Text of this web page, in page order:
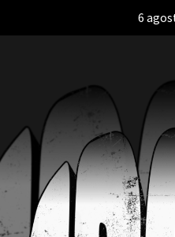
6